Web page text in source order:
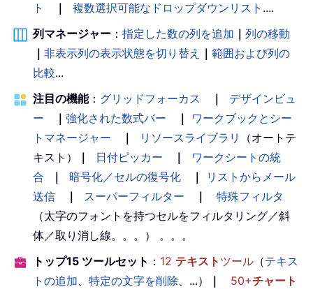
ト
｜ 複数選択可能なドロップダウンリスト ....
列マネージャー ： 指定した数の列を追加 ｜ 列の移動
｜ 非表示列の表示状態を切り替え ｜ 範囲および列の
比較...
注目の機能： グリッドフォーカス ｜
デザインビュ
ー
｜ 強化された数式バー ｜
ワークブックとシー
トマネージャー
｜ リソースライブラリ
（オートテ
キスト）
｜ 日付ピッカー ｜
ワークシートの統
合
｜ 暗号化／セルの復号化 ｜
リストからメール
送信
｜ スーパーフィルター ｜
特殊フィルタ
（太字のフォントを持つセルをフィルタリング／斜
体／取り消し線。。。） 。。。
トップ15 ツールセット ： 12 テキスト ツール （テキス
トの追加、 特定の文字を削除、...） ｜ 50+チャート